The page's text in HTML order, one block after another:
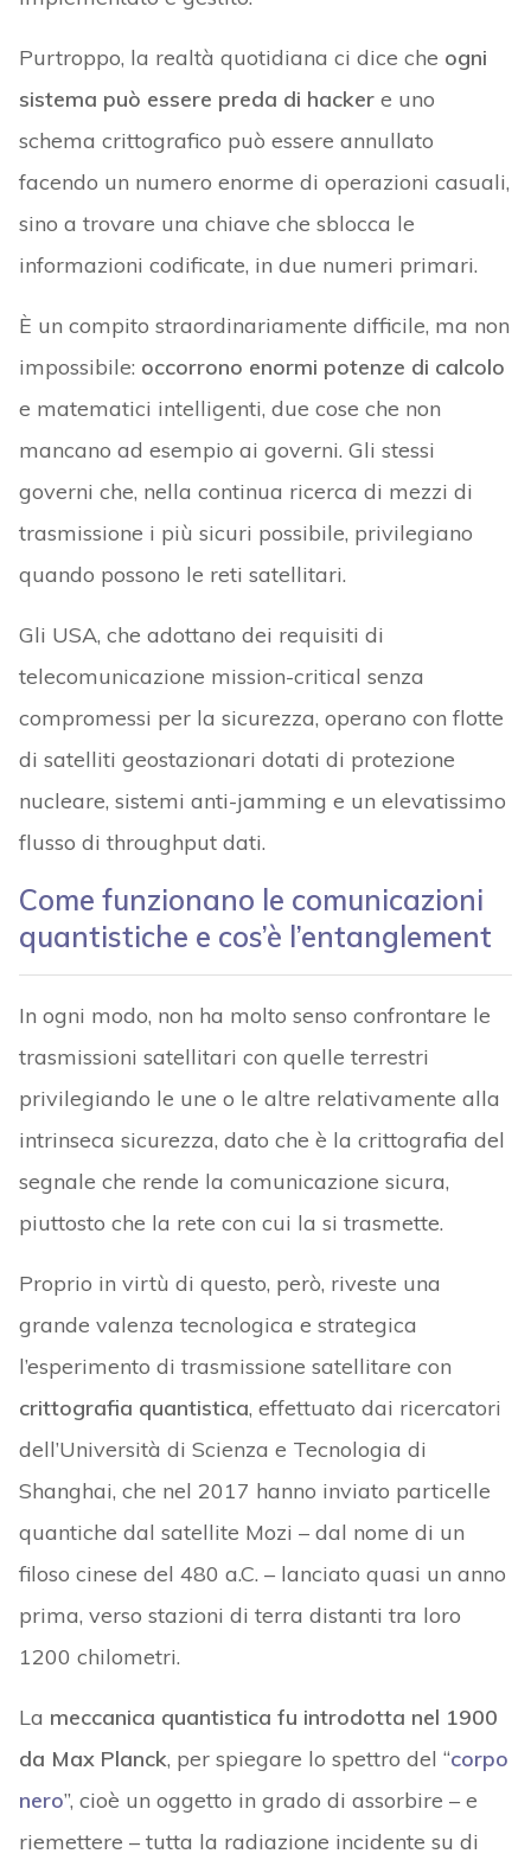
Purtroppo, la realtà quotidiana ci dice che ogni
sistema può essere preda di hackere uno
schema crittografico può essere annullato
facendo un numero enorme di operazioni casuali,
sino a trovare una chiave che sblocca le
informazioni codificate, in due numeri primari.
È un compito straordinariamente difficile, ma non
impossibile: occorrono enormi potenze di calcolo
e matematici intelligenti, due cose che non
mancano ad esempio ai governi. Gli stessi
governi che, nella continua ricerca di mezzi di
trasmissione i più sicuri possibile, privilegiano
quando possono le reti satellitari.
Gli USA, che adottano dei requisiti di
telecomunicazione mission-critical senza
compromessi per la sicurezza, operano con flotte
di satelliti geostazionari dotati di protezione
nucleare, sistemi anti-jamming e un elevatissimo
flusso di throughput dati.
Come funzionano le comunicazioni
quantistiche e cos’è l’entanglement
In ogni modo, non ha molto senso confrontare le
trasmissioni satellitari con quelle terrestri
privilegiando le une o le altre relativamente alla
intrinseca sicurezza, dato che è la crittografia del
segnale che rende la comunicazione sicura,
piuttosto che la rete con cui la si trasmette.
Proprio in virtù di questo, però, riveste una
grande valenza tecnologica e strategica
l’esperimento di trasmissione satellitare con
crittografia quantistica, effettuato dai ricercatori
dell’Università di Scienza e Tecnologia di
Shanghai, che nel 2017 hanno inviato particelle
quantiche dal satellite Mozi – dal nome di un
filoso cinese del 480 a.C. – lanciato quasi un anno
prima, verso stazioni di terra distanti tra loro
1200 chilometri.
La meccanica quantistica fu introdotta nel 1900
da Max Planck, per spiegare lo spettro del “corpo
nero”, cioè un oggetto in grado di assorbire – e
riemettere – tutta la radiazione incidente su di